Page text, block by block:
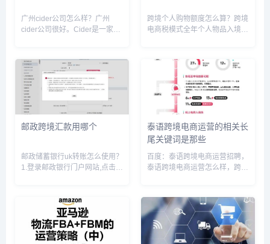
广州cider公司怎么样？广州
cider公司很好。Cider是一家面
Cider目前在全球各社交媒体上
已积累了十亿次曝光，覆盖来自
100多个国家的消费...
跨境个人购物额度怎么算？跨境
电商税模式全年个人物品入境总
费的额度根据我国目前政策每人
不超过26000/年，这个额度也
是会变的，一般是几年变动...
邮政跨境汇款用哪个
邮政储蓄银行uk转账怎么使用？
1.登录邮政银行门户网站,点击个
政银行UK。3.点击电脑左下角
的“开始”菜单。4.选择“邮政储蓄
银行证书工具软件...
泰语跨境电商运营的相关长
尾关键词是那些
百度：泰语跨境电商运营招聘，
泰语跨境电商运营怎么样，跨境
跨境电商的优势，跨境电商学越
南语与泰语哪个好，跨境电商东
南亚市场学泰语越南语，跨境电